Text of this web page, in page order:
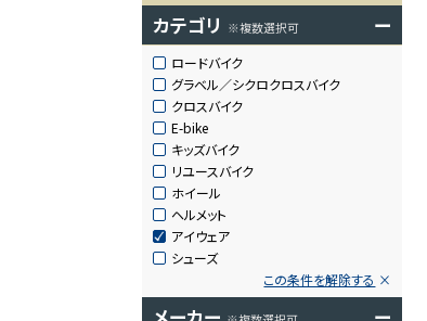
カテゴリ ※複数選択可 ー
ロードバイク
グラベル／シクロクロスバイク
クロスバイク
E-bike
キッズバイク
リユースバイク
ホイール
ヘルメット
アイウェア
シューズ
この条件を解除する